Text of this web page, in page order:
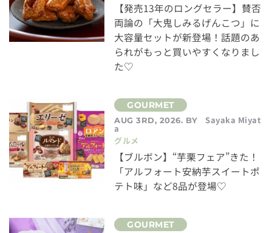
【発売13年のロングセラー】賛否
両論の「大鬼しみるげんこつ」に
大容量セットが新登場！話題のあ
られがもっと買いやすくなりまし
た♡
AUG 3RD, 2026. BY Sayaka Miyat
a
グルメ
【ブルボン】“芋栗フェア”きた！
「アルフォート安納芋スイートポ
テト味」など8品が登場♡